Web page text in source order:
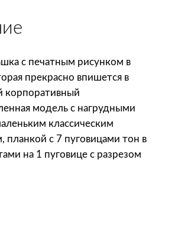
с печатным рисунком в
прекрасно впишется в
корпоративный
модель с нагрудными
классическим
планкой с 7 пуговицами тон в
на 1 пуговице с разрезом